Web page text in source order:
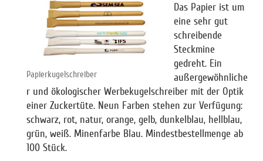
Papierkugelschreiber
Das Papier ist um
eine sehr gut
schreibende
Steckmine
gedreht. Ein
außergewöhnliche
r und ökologischer Werbekugelschreiber mit der Optik
einer Zuckertüte. Neun Farben stehen zur Verfügung:
schwarz, rot, natur, orange, gelb, dunkelblau, hellblau,
grün, weiß. Minenfarbe Blau. Mindestbestellmenge ab
100 Stück.